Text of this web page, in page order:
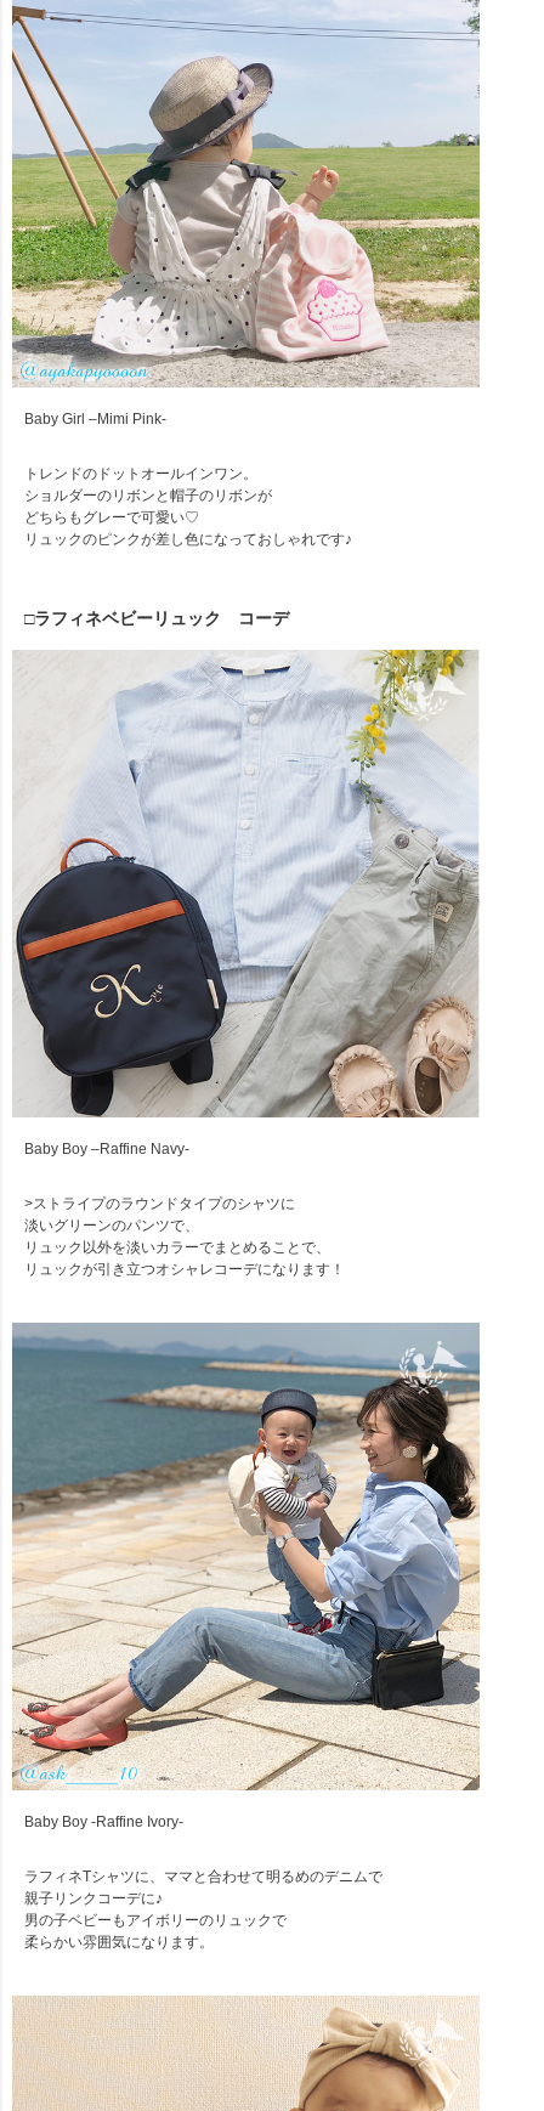
Baby Girl –Mimi Pink-
トレンドのドットオールインワン。
ショルダーのリボンと帽子のリボンが
どちらもグレーで可愛い♡
リュックのピンクが差し色になっておしゃれです♪
□ラフィネベビーリュック コーデ
Baby Boy –Raffine Navy-
>ストライプのラウンドタイプのシャツに
淡いグリーンのパンツで、
リュック以外を淡いカラーでまとめることで、
リュックが引き立つオシャレコーデになります！
Baby Boy -Raffine Ivory-
ラフィネTシャツに、ママと合わせて明るめのデニムで
親子リンクコーデに♪
男の子ベビーもアイボリーのリュックで
柔らかい雰囲気になります。